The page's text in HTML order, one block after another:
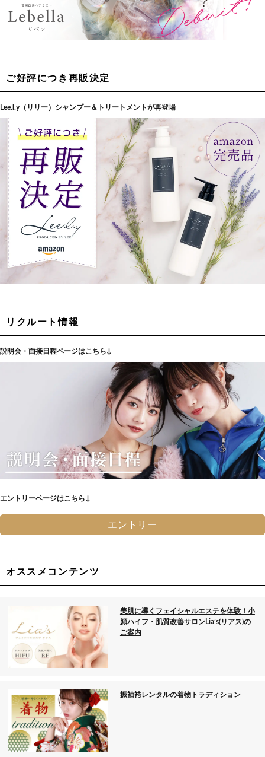
ご好評につき再販決定
Lee.l.y（リリー）シャンプー＆トリートメントが再登場
リクルート情報
説明会・面接日程ページはこちら↓
エントリーページはこちら↓
エントリー
オススメコンテンツ
美肌に導くフェイシャルエステを体験！小
顔ハイフ・肌質改善サロンLia’s(リアス)の
ご案内
振袖袴レンタルの着物トラディション